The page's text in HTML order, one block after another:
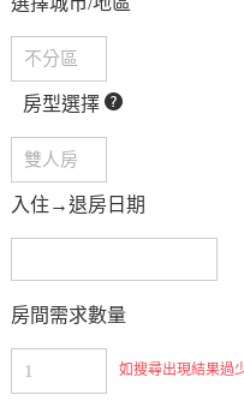
房型選擇
入住→退房日期
房間需求數量
如搜尋出現結果過